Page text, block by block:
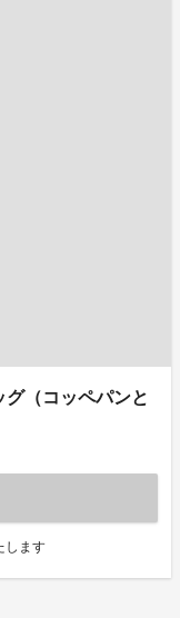
グ（コッペパンと
します